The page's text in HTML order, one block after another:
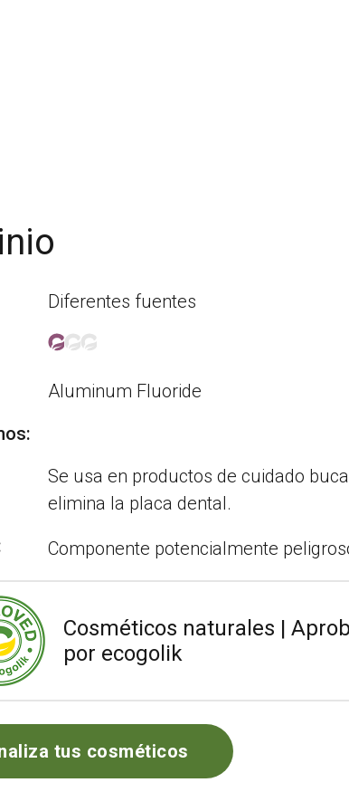
Diferentes fuentes
Aluminum Fluoride
Se usa en productos de cuidado
elimina la placa dental.
Componente potencialmente
Cosméticos naturales |
por ecogolik
tus cosméticos